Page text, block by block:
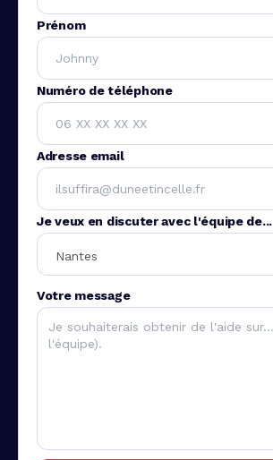
Prénom
Numéro de téléphone
Adresse email
Je veux en discuter avec l'équipe de...
Votre message